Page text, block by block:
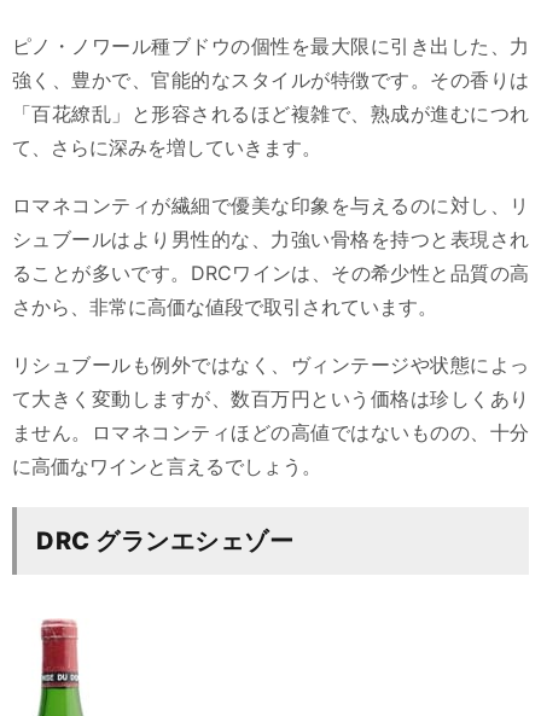
ピノ・ノワール種ブドウの個性を最大限に引き出した、力
強く、豊かで、官能的なスタイルが特徴です。その香りは
「百花繚乱」と形容されるほど複雑で、熟成が進むにつれ
て、さらに深みを増していきます。
ロマネコンティが繊細で優美な印象を与えるのに対し、リ
シュブールはより男性的な、力強い骨格を持つと表現され
ることが多いです。DRCワインは、その希少性と品質の高
さから、非常に高価な値段で取引されています。
リシュブールも例外ではなく、ヴィンテージや状態によっ
て大きく変動しますが、数百万円という価格は珍しくあり
ません。ロマネコンティほどの高値ではないものの、十分
に高価なワインと言えるでしょう。
DRC グランエシェゾー